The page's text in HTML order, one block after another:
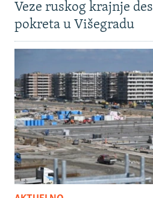
Veze ruskog krajnje
pokreta u Višegradu